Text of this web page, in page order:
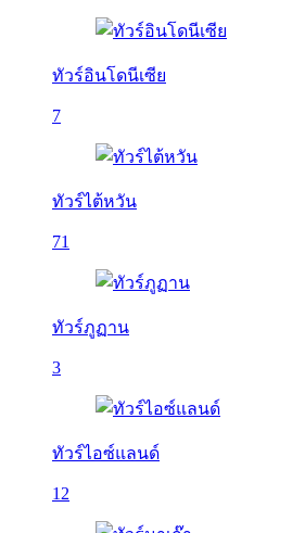
ทัวร์อินโดนีเซีย
7
ทัวร์ไต้หวัน
71
ทัวร์ภูฏาน
3
ทัวร์ไอซ์แลนด์
12